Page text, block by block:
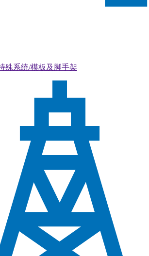
殊系统/模板及脚手架